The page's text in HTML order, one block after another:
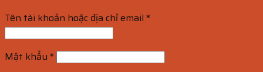
Tên tài khoản hoặc địa chỉ email *
Mật khẩu *